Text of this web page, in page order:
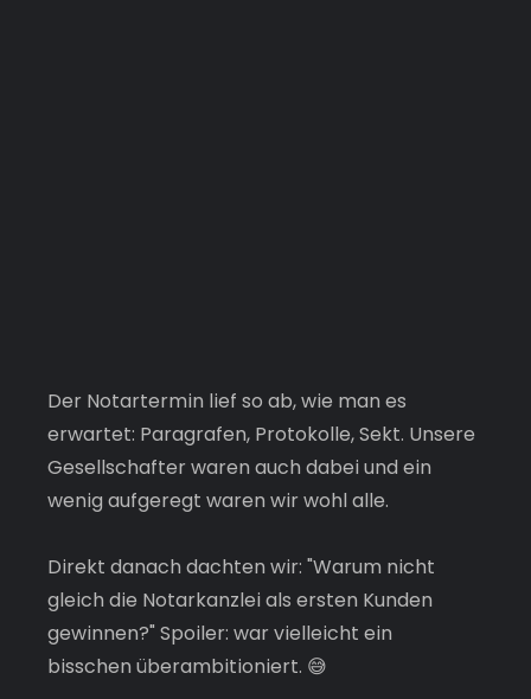
Der Notartermin lief so ab, wie man es
erwartet: Paragrafen, Protokolle, Sekt. Unsere
Gesellschafter waren auch dabei und ein
wenig aufgeregt waren wir wohl alle.
Direkt danach dachten wir: "Warum nicht
gleich die Notarkanzlei als ersten Kunden
gewinnen?" Spoiler: war vielleicht ein
bisschen überambitioniert. 😅